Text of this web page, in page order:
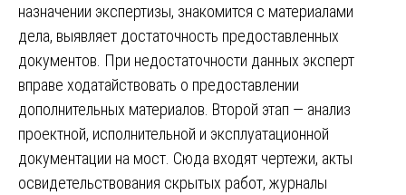
назначении экспертизы, знакомится с материалами
дела, выявляет достаточность предоставленных
документов. При недостаточности данных эксперт
вправе ходатайствовать о предоставлении
дополнительных материалов. Второй этап — анализ
проектной, исполнительной и эксплуатационной
документации на мост. Сюда входят чертежи, акты
освидетельствования скрытых работ, журналы